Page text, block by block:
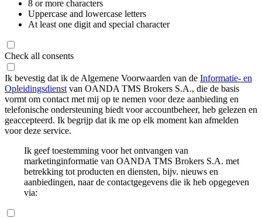
8 or more characters
Uppercase and lowercase letters
At least one digit and special character
Check all consents
Ik bevestig dat ik de Algemene Voorwaarden van de Informatie- en
Opleidingsdienst van OANDA TMS Brokers S.A., die de basis
vormt om contact met mij op te nemen voor deze aanbieding en
telefonische ondersteuning biedt voor accountbeheer, heb gelezen en
geaccepteerd. Ik begrijp dat ik me op elk moment kan afmelden
voor deze service.
Ik geef toestemming voor het ontvangen van
marketinginformatie van OANDA TMS Brokers S.A. met
betrekking tot producten en diensten, bijv. nieuws en
aanbiedingen, naar de contactgegevens die ik heb opgegeven
via: